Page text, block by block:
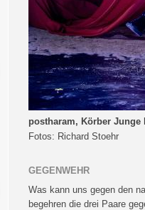
postharam, Körber Junge
Fotos: Richard Stoehr
GEGENWEHR
Was kann uns gegen den
begehren die drei Paare